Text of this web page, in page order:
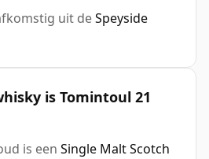
uit deSpeyside
is Tomintoul 21
is een Single Malt Scotch